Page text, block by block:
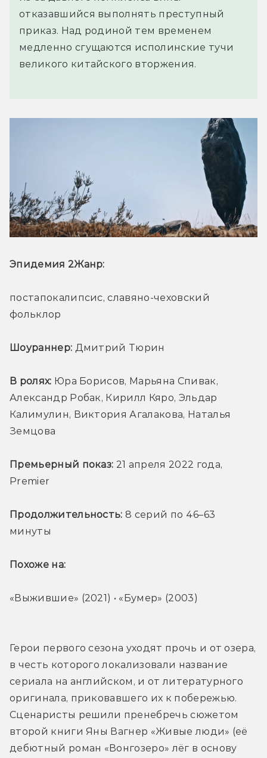
отказавшийся выполнять преступный
приказ. Над родиной тем временем
медленно сгущаются исполинские тучи
великого китайского вторжения.
Эпидемия 2Жанр:
постапокалипсис, славяно-чеховский
фольклор
Шоураннер: Дмитрий Тюрин
В ролях: Юра Борисов, Марьяна Спивак,
Александр Робак, Кирилл Кяро, Эльдар
Калимулин, Виктория Агалакова, Наталья
Земцова
Премьерный показ: 21 апреля 2022 года,
Premier
Продолжительность: 8 серий по 46–63
минуты
Похоже на:
«Выжившие» (2021) • «Бумер» (2003)
Герои первого сезона уходят прочь и от озера,
в честь которого локализовали название
сериала на английском, и от литературного
оригинала, приковавшего их к побережью.
Сценаристы решили пренебречь сюжетом
второй книги Яны Вагнер «Живые люди» (её
дебютный роман «Вонгозеро» лёг в основу